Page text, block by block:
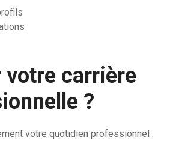
votre carrière
?
votre quotidien professionnel :